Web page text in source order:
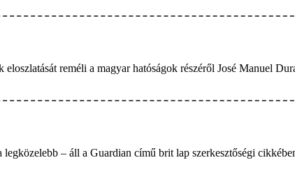
reméli a magyar hatóságok részéről José Manuel
– áll a Guardian című brit lap szerkesztőségi